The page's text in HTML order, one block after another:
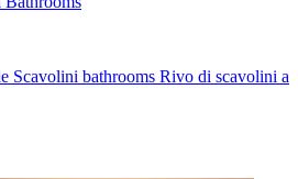
Scavolini bathrooms Rivo di scavolini a